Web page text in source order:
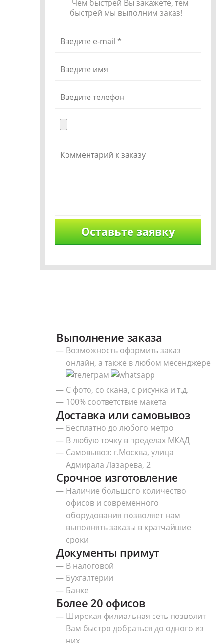
Чем быстрей Вы закажете, тем
быстрей мы выполним заказ!
Выполнение заказа
Возможность оформить заказ
онлайн, а также в любом месенджере
С фото, со скана, с рисунка и т.д.
100% соответствие макета
Доставка или самовывоз
Бесплатно до любого метро
В любую точку в пределах МКАД
Самовывоз: г.Москва, улица
Адмирала Лазарева, 2
Срочное изготовление
Наличие большого количество
офисов и современного
оборудования позволяет нам
выполнять заказы в кратчайшие
сроки
Документы примут
В налоговой
Бухгалтерии
Банке
Более 20 офисов
Широкая филиальная сеть позволит
Вам быстро добраться до одного из
них